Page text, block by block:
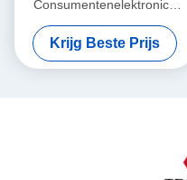
Consumentenelektronica
PCBA Smart Pool Cleaner
Printed Circuit Board
Assembly
Krijg Beste Prijs